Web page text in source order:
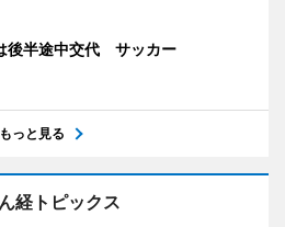
後半途中交代 サッカー
もっと見る
経トピックス